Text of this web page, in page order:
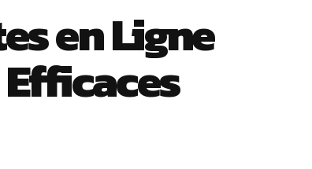
en Ligne